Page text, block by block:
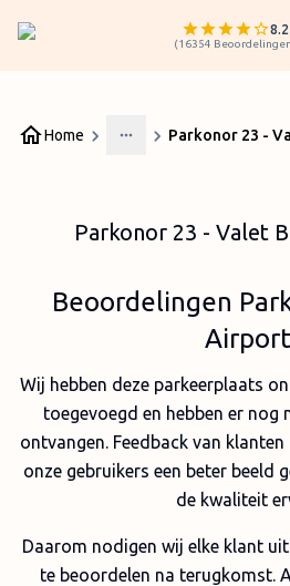
8.2
(16354 Beoordelingen
Home
More
Parkonor 23 - Valet
Beoordelingen
Airport
Wij hebben deze parkeerplaats
toegevoegd en hebben er nog
ontvangen. Feedback van
onze gebruikers een beter beeld
de kwaliteit
Daarom nodigen wij elke klant
te beoordelen na terugkomst.